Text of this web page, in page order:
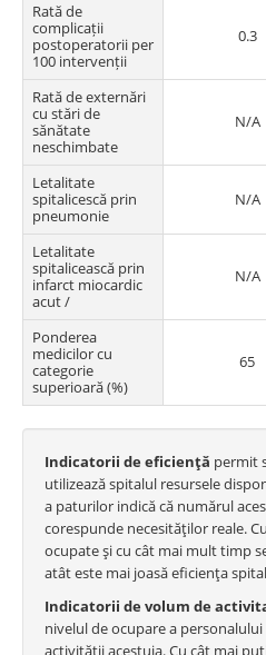
Rată de
complicații
postoperatorii per
100 intervenții
0.3
Rată de externări
cu stări de
sănătate
neschimbate
N/A
Letalitate
spitalicescă prin
pneumonie
N/A
Letalitate
spitalicească prin
infarct miocardic
acut /
N/A
Ponderea
medicilor cu
categorie
superioară (%)
65
Indicatorii de eficienţă permit
utilizează spitalul resursele
a paturilor indică că numărul
corespunde necesităţilor reale.
ocupate şi cu cât mai mult timp
atât este mai joasă eficienţa
Indicatorii de volum de
nivelul de ocupare a
activității acestuia. Cu cât mai